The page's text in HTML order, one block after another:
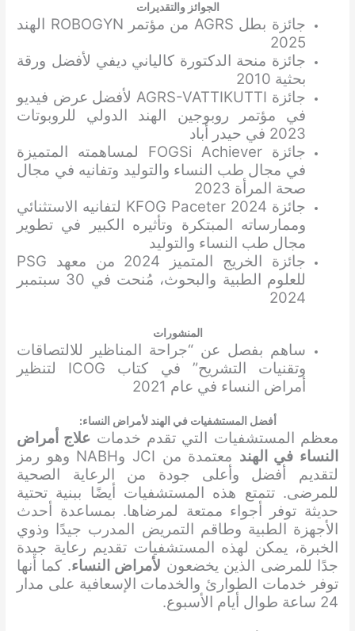
الجوائز والتقديرات
جائزة بطل AGRS من مؤتمر ROBOGYN الهند
2025
جائزة منحة الدكتورة كالياني ديفي لأفضل ورقة
بحثية 2010
جائزة AGRS-VATTIKUTTI لأفضل عرض فيديو
في مؤتمر روبوجين الهند الدولي للروبوتات
2023 في حيدر أباد
جائزة FOGSi Achiever لمساهمته المتميزة
في مجال طب النساء والتوليد وتفانيه في مجال
صحة المرأة 2023
جائزة KFOG Paceter 2024 لتفانيه الاستثنائي
وممارساته المبتكرة وتأثيره الكبير في تطوير
مجال طب النساء والتوليد
جائزة الخريج المتميز 2024 من معهد PSG
للعلوم الطبية والبحوث، مُنحت في 30 سبتمبر
2024
المنشورات
ساهم بفصل عن “جراحة المناظير للالتصاقات
وتقنيات التشريح” في كتاب ICOG لتنظير
أمراض النساء في عام 2021
أفضل المستشفيات في الهند لأمراض النساء:
معظم المستشفيات التي تقدم خدمات علاج أمراض
النساء في الهند
معتمدة من JCI وNABH وهو رمز
لتقديم أفضل وأعلى جودة من الرعاية الصحية
للمرضى. تتمتع هذه المستشفيات أيضًا ببنية تحتية
حديثة توفر أجواء ممتعة لمرضاها. بمساعدة أحدث
الأجهزة الطبية وطاقم التمريض المدرب جيدًا وذوي
الخبرة، يمكن لهذه المستشفيات تقديم رعاية جيدة
جدًا للمرضى الذين يخضعون لأمراض النساء. كما أنها
توفر خدمات الطوارئ والخدمات الإسعافية على مدار
24 ساعة طوال أيام الأسبوع.